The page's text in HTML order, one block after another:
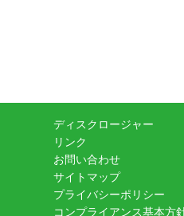
ディスクロージャー
リンク
お問い合わせ
サイトマップ
プライバシーポリシー
コンプライアンス基本方